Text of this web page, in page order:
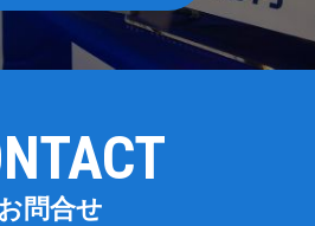
問合せ